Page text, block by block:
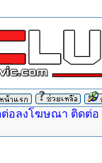
อลงโฆษณา ติดต่อ